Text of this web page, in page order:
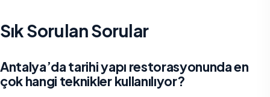
Sık Sorulan Sorular
Antalya’da tarihi yapı restorasyonunda en
çok hangi teknikler kullanılıyor?